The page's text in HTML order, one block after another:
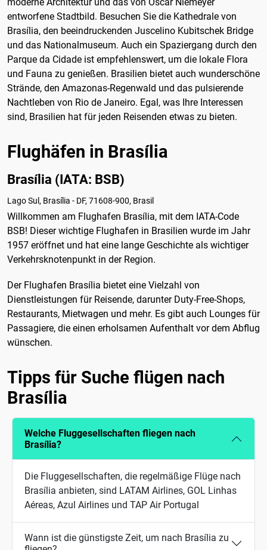
entworfene Stadtbild. Besuchen Sie die Kathedrale von
Brasília, den beeindruckenden Juscelino Kubitschek Bridge
und das Nationalmuseum. Auch ein Spaziergang durch den
Parque da Cidade ist empfehlenswert, um die lokale Flora
und Fauna zu genießen. Brasilien bietet auch wunderschöne
Strände, den Amazonas-Regenwald und das pulsierende
Nachtleben von Rio de Janeiro. Egal, was Ihre Interessen
sind, Brasilien hat für jeden Reisenden etwas zu bieten.
Flughäfen in Brasília
Brasília (IATA: BSB)
Lago Sul, Brasília - DF, 71608-900, Brasil
Willkommen am Flughafen Brasília, mit dem IATA-Code
BSB! Dieser wichtige Flughafen in Brasilien wurde im Jahr
1957 eröffnet und hat eine lange Geschichte als wichtiger
Verkehrsknotenpunkt in der Region.
Der Flughafen Brasília bietet eine Vielzahl von
Dienstleistungen für Reisende, darunter Duty-Free-Shops,
Restaurants, Mietwagen und mehr. Es gibt auch Lounges für
Passagiere, die einen erholsamen Aufenthalt vor dem Abflug
wünschen.
Tipps für Suche flügen nach
Brasília
Welche Fluggesellschaften fliegen nach
Brasília?
Die Fluggesellschaften, die regelmäßige Flüge nach
Brasília anbieten, sind LATAM Airlines, GOL Linhas
Aéreas, Azul Airlines und TAP Air Portugal
Wann ist die günstigste Zeit, um nach Brasília zu